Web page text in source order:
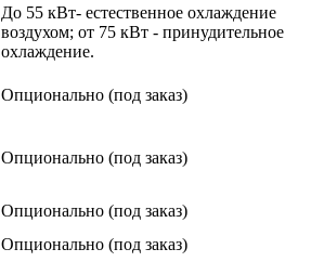
До 55 кВт- естественное охлаждение
воздухом; от 75 кВт - принудительное
охлаждение.
Опционально (под заказ)
Опционально (под заказ)
Опционально (под заказ)
Опционально (под заказ)